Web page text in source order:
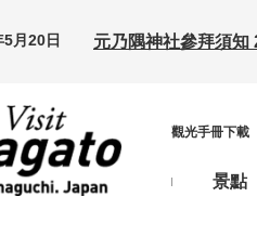
月20日 元乃隅神社參拜須知
觀光手冊下載
景點